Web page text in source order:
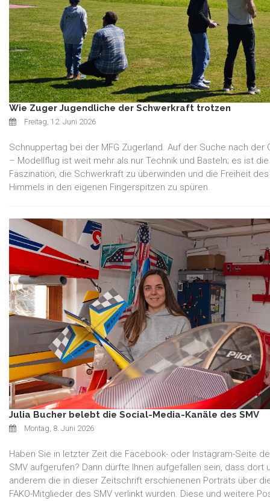
Wie Zuger Jugendliche der Schwerkraft trotzen
Freitag, 12. Juni 2026
Schnuppertag bei der MFG Zugerland. Auf der Suche nach der
– Modellflug ist weit mehr als nur Technik und Basteln; es ist die
Faszination, die Schwerkraft zu überwinden und die Freiheit des
Himmels in den eigenen Fingerspitzen zu spüren.
Julia Bucher belebt die Social-Media-Kanäle des SMV
Montag, 8. Juni 2026
Haben Sie in letzter Zeit die Facebook- oder Instagram-Seite
SMV aufgerufen? Dann dürfte Ihnen aufgefallen sein, dass dort
anderem die in dieser Zeitschrift erschienenen Porträts über
FAKO-Mitglieder des SMV verlinkt wurden. Diese und weitere